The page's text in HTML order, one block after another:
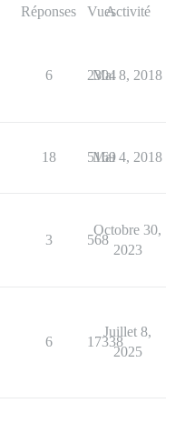
Réponses VuesActivité
6 2304
Mai 8, 2018
18 5169
Mai 4, 2018
3 568
Octobre 30,
2023
6 17338
Juillet 8,
2025